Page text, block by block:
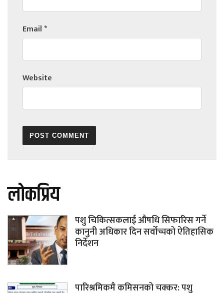
Email*
Website
लोकप्रिय
पशु चिकित्सकलाई औषधि सिफारिस गर्ने
कानुनी अधिकार दिन सर्वोच्चको ऐतिहासिक
निर्देशन
पारिश्रमिकमै कमिसनको चक्कर: पशु